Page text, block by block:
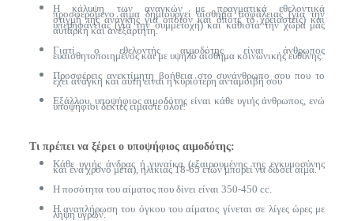
Η κάλυψη των αναγκών με πραγματικά εθελοντικά
προσφερόμενο αίμα δημιουργεί αίσθημα ασφάλειας (για την
στιγμή της ανάγκης για όποιον και όποτε το χρειαστείς) και
υπερηφάνειας (για την συμμετοχή) και καθιστά την χώρα μας
αυτάρκη και ανεξάρτητη.
Γιατί ο εθελοντής αιμοδότης είναι άνθρωπος
ευαισθητοποιημένος και με υψηλό αίσθημα κοινωνικής ευθύνης.
Προσφέρεις ανεκτίμητη βοήθεια στο συνάνθρωπο σου που το
έχει ανάγκη και αυτή είναι η κυριότερη ανταμοιβή σου
Εξάλλου, υποψήφιος αιμοδότης είναι κάθε υγιής άνθρωπος, ενώ
υποψήφιοι δέκτες είμαστε όλοι!
Τι πρέπει να ξέρει ο υποψήφιος αιμοδότης:
Κάθε υγιής άνδρας ή γυναίκα (εξαιρουμένης της εγκυμοσύνης
και ένα χρόνο μετά), ηλικίας 18-65 ετών μπορεί να δώσει αίμα.
Η ποσότητα του αίματος που δίνει είναι 350-450 cc.
Η αναπλήρωση του όγκου του αίματος γίνεται σε λίγες ώρες με
λήψη υγρών.